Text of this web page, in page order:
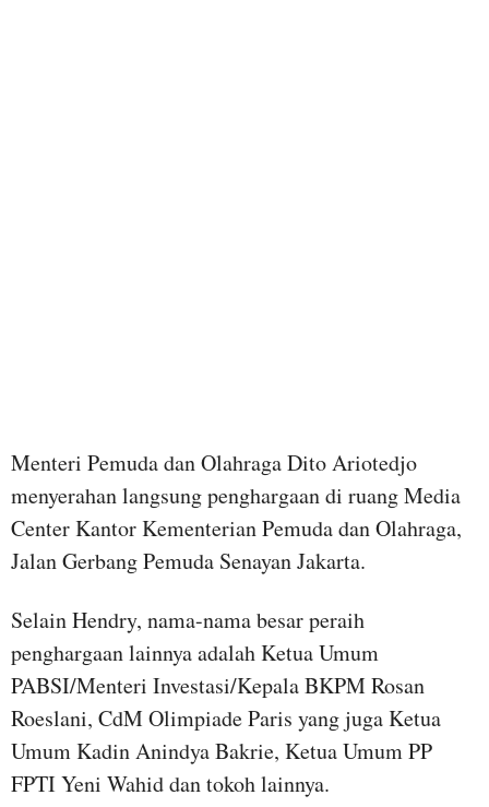
Menteri Pemuda dan Olahraga Dito Ariotedjo
menyerahan langsung penghargaan di ruang Media
Center Kantor Kementerian Pemuda dan Olahraga,
Jalan Gerbang Pemuda Senayan Jakarta.
Selain Hendry, nama-nama besar peraih
penghargaan lainnya adalah Ketua Umum
PABSI/Menteri Investasi/Kepala BKPM Rosan
Roeslani, CdM Olimpiade Paris yang juga Ketua
Umum Kadin Anindya Bakrie, Ketua Umum PP
FPTI Yeni Wahid dan tokoh lainnya.